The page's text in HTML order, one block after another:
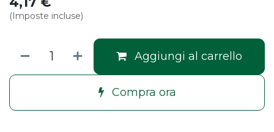
(Imposte incluse)
Aggiungi al carrello
Compra ora